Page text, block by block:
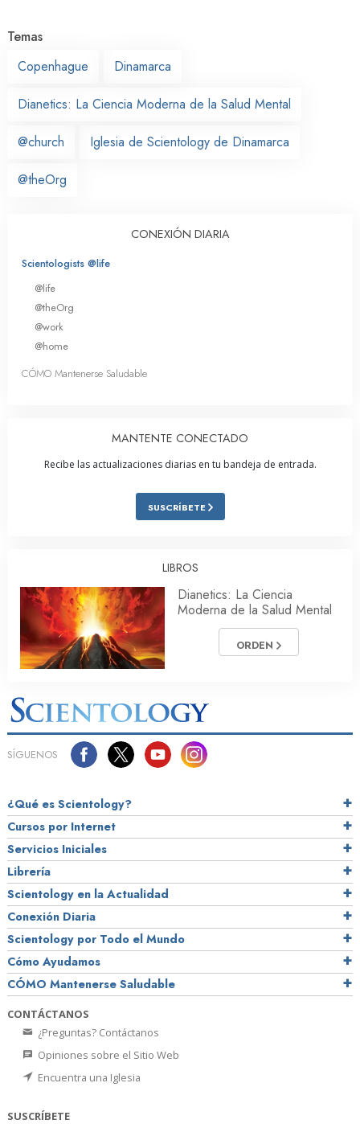
Temas
Copenhague
Dinamarca
Dianetics: La Ciencia Moderna de la Salud Mental
@church Iglesia de Scientology de Dinamarca
@theOrg
CONEXIÓN DIARIA
Scientologists @life
@life
@theOrg
@work
@home
CÓMO Mantenerse Saludable
MANTENTE CONECTADO
Recibe las actualizaciones diarias en tu bandeja de entrada.
SUSCRÍBETE
LIBROS
Dianetics: La Ciencia
Moderna de la Salud Mental
ORDEN
SÍGUENOS
¿Qué es Scientology?
Cursos por Internet
Servicios Iniciales
Librería
Scientology en la Actualidad
Conexión Diaria
Scientology por Todo el Mundo
Cómo Ayudamos
CÓMO Mantenerse Saludable
CONTÁCTANOS
¿Preguntas? Contáctanos
Opiniones sobre el Sitio Web
Encuentra una Iglesia
SUSCRÍBETE